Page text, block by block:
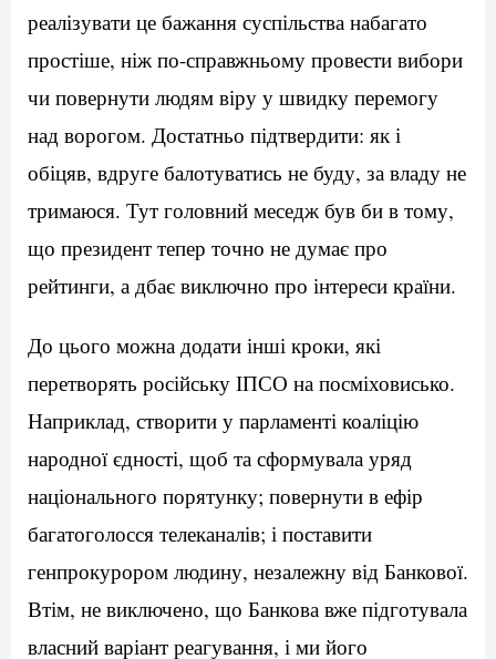
реалізувати це бажання суспільства набагато
простіше, ніж по-справжньому провести вибори
чи повернути людям віру у швидку перемогу
над ворогом. Достатньо підтвердити: як і
обіцяв, вдруге балотуватись не буду, за владу не
тримаюся. Тут головний меседж був би в тому,
що президент тепер точно не думає про
рейтинги, а дбає виключно про інтереси країни.
До цього можна додати інші кроки, які
перетворять російську ІПСО на посміховисько.
Наприклад, створити у парламенті коаліцію
народної єдності, щоб та сформувала уряд
національного порятунку; повернути в ефір
багатоголосся телеканалів; і поставити
генпрокурором людину, незалежну від Банкової.
Втім, не виключено, що Банкова вже підготувала
власний варіант реагування, і ми його